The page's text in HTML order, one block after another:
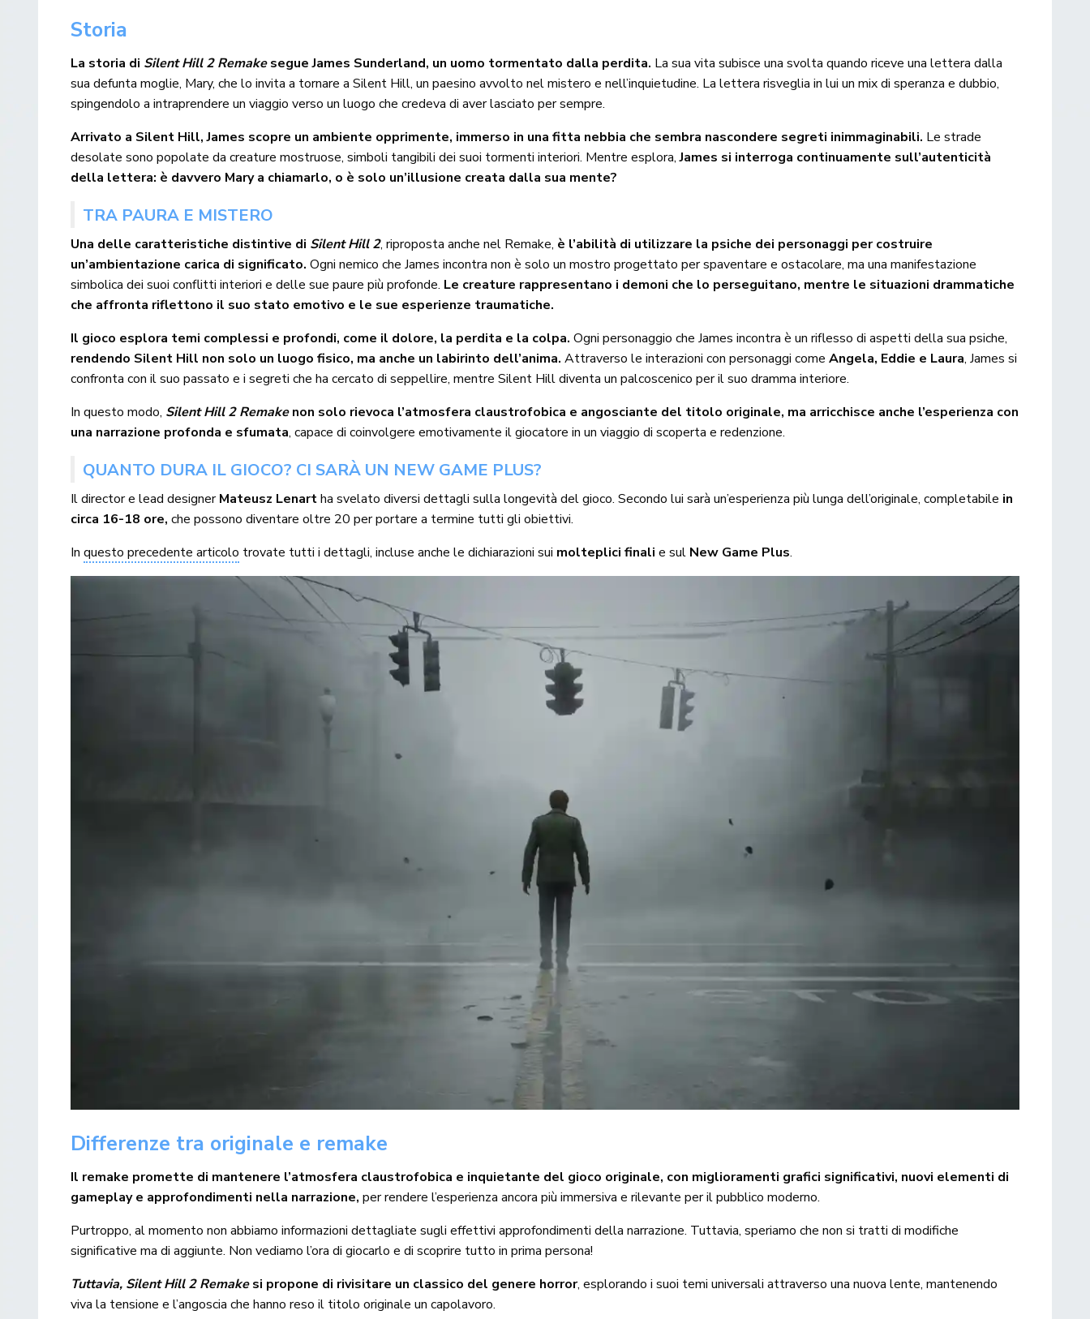
Storia
La storia di Silent Hill 2 Remakesegue James Sunderland, un uomo tormentato dalla perdita. La sua vita subisce una svolta quando riceve una lettera dalla
sua defunta moglie, Mary, che lo invita a tornare a Silent Hill, un paesino avvolto nel mistero e nell’inquietudine. La lettera risveglia in lui un mix di speranza e dubbio,
spingendolo a intraprendere un viaggio verso un luogo che credeva di aver lasciato per sempre.
Arrivato a Silent Hill, James scopre un ambiente opprimente, immerso in una fitta nebbia che sembra nascondere segreti inimmaginabili. Le strade
desolate sono popolate da creature mostruose, simboli tangibili dei suoi tormenti interiori. Mentre esplora,James si interroga continuamente sull’autenticità
della lettera: è davvero Mary a chiamarlo, o è solo un’illusione creata dalla sua mente?
TRA PAURA E MISTERO
Una delle caratteristiche distintive di Silent Hill 2, riproposta anche nel Remake, è l’abilità di utilizzare la psiche dei personaggi per costruire
un’ambientazione carica di significato. Ogni nemico che James incontra non è solo un mostro progettato per spaventare e ostacolare, ma una manifestazione
simbolica dei suoi conflitti interiori e delle sue paure più profonde. Le creature rappresentano i demoni che lo perseguitano, mentre le situazioni drammatiche
che affronta riflettono il suo stato emotivo e le sue esperienze traumatiche.
Il gioco esplora temi complessi e profondi, come il dolore, la perdita e la colpa. Ogni personaggio che James incontra è un riflesso di aspetti della sua psiche,
rendendo Silent Hill non solo un luogo fisico, ma anche un labirinto dell’anima. Attraverso le interazioni con personaggi comeAngela, Eddie e Laura, James si
confronta con il suo passato e i segreti che ha cercato di seppellire, mentre Silent Hill diventa un palcoscenico per il suo dramma interiore.
In questo modo, Silent Hill 2 Remakenon solo rievoca l’atmosfera claustrofobica e angosciante del titolo originale, ma arricchisce anche l’esperienza con
una narrazione profonda e sfumata, capace di coinvolgere emotivamente il giocatore in un viaggio di scoperta e redenzione.
QUANTO DURA IL GIOCO? CI SARÀ UN NEW GAME PLUS?
Il director e lead designerMateusz Lenartha svelato diversi dettagli sulla longevità del gioco. Secondo lui sarà un’esperienza più lunga dell’originale, completabile in
circa 16-18 ore,che possono diventare oltre 20 per portare a termine tutti gli obiettivi.
Inquesto precedente articolo trovate tutti i dettagli, incluse anche le dichiarazioni sui molteplici finali e sul New Game Plus.
Differenze tra originale e remake
Il remake promette di mantenere l’atmosfera claustrofobica e inquietante del gioco originale, con miglioramenti grafici significativi, nuovi elementi di
gameplay e approfondimenti nella narrazione, per rendere l’esperienza ancora più immersiva e rilevante per il pubblico moderno.
Purtroppo, al momento non abbiamo informazioni dettagliate sugli effettivi approfondimenti della narrazione. Tuttavia, speriamo che non si tratti di modifiche
significative ma di aggiunte. Non vediamo l’ora di giocarlo e di scoprire tutto in prima persona!
Tuttavia, Silent Hill 2 Remakesi propone di rivisitare un classico del genere horror, esplorando i suoi temi universali attraverso una nuova lente, mantenendo
viva la tensione e l’angoscia che hanno reso il titolo originale un capolavoro.